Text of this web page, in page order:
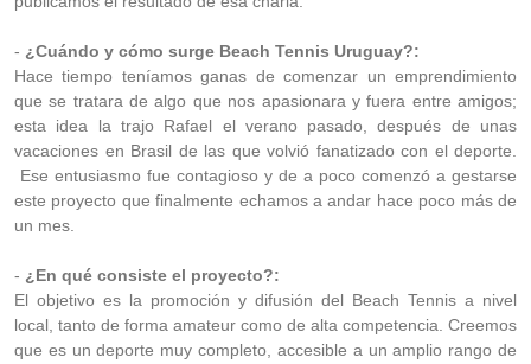
- ¿Cuándo y cómo surge Beach Tennis Uruguay?:
Hace tiempo teníamos ganas de comenzar un emprendimiento
que se tratara de algo que nos apasionara y fuera entre amigos;
esta idea la trajo Rafael el verano pasado, después de unas
vacaciones en Brasil de las que volvió fanatizado con el deporte.
Ese entusiasmo fue contagioso y de a poco comenzó a gestarse
este proyecto que finalmente echamos a andar hace poco más de
un mes.
- ¿En qué consiste el proyecto?:
El objetivo es la promoción y difusión del Beach Tennis a nivel
local, tanto de forma amateur como de alta competencia. Creemos
que es un deporte muy completo, accesible a un amplio rango de